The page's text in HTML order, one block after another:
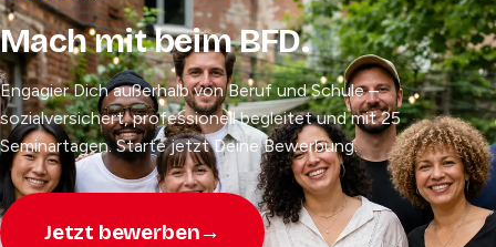
Mach mit beim BFD.
Engagier Dich außerhalb von Beruf und Schule –
sozialversichert, professionell begleitet und mit 25
Seminartagen. Starte jetzt Deine Bewerbung.
Jetzt bewerben→